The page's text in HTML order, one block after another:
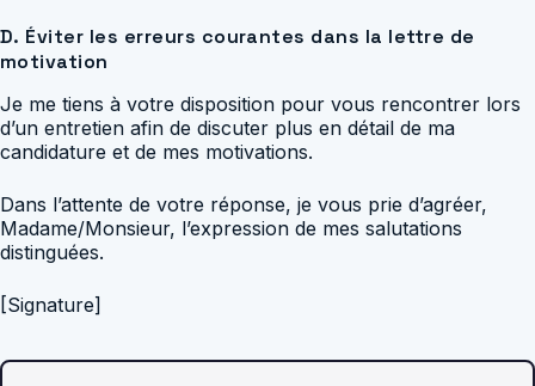
D. Éviter les erreurs courantes dans la lettre de
motivation
Je me tiens à votre disposition pour vous rencontrer lors
d’un entretien afin de discuter plus en détail de ma
candidature et de mes motivations.
Dans l’attente de votre réponse, je vous prie d’agréer,
Madame/Monsieur, l’expression de mes salutations
distinguées.
[Signature]